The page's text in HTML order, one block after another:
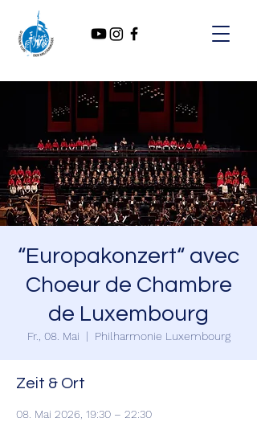
“Europakonzert“ avec
Choeur de Chambre
de Luxembourg
Fr., 08. Mai
  |
Philharmonie Luxembourg
Zeit & Ort
08. Mai 2026, 19:30 – 22:30